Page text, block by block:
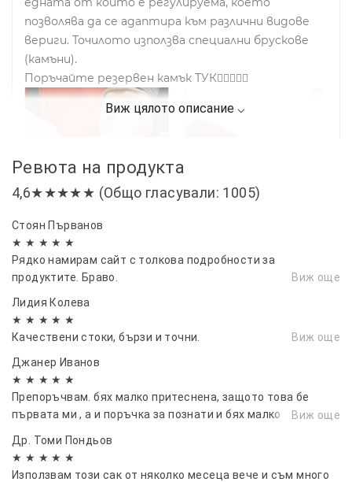
позволява да се адаптира към различни видове
вериги. Точилото използва специални брускове
(камъни).
Поръчайте резервен камък ТУК👇🏻👇🏻✅
Ревюта на продукта
4,6★★★★★ (Общо гласували: 1005)
Стоян Първанов
★ ★ ★ ★ ★
Рядко намирам сайт с толкова подробности за
продуктите. Браво.
Виж още
Лидия Колева
★ ★ ★ ★ ★
Качествени стоки, бързи и точни.
Виж още
Джанер Иванов
★ ★ ★ ★ ★
Препоръчвам. бях малко притеснена, защото това бе
първата ми , а и поръчка за познати и бях малко
се възползвам...
Виж още
Др. Томи Пондьов
★ ★ ★ ★ ★
Използвам този сак от няколко месеца вече и съм много